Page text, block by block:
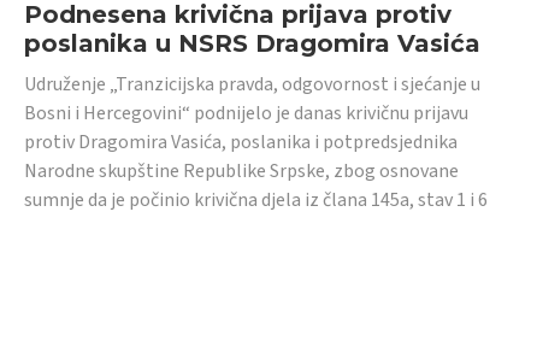
Podnesena krivična prijava protiv
poslanika u NSRS Dragomira Vasića
Udruženje „Tranzicijska pravda, odgovornost i sjećanje u
Bosni i Hercegovini“ podnijelo je danas krivičnu prijavu
protiv Dragomira Vasića, poslanika i potpredsjednika
Narodne skupštine Republike Srpske, zbog osnovane
sumnje da je počinio krivična djela iz člana 145a, stav 1 i 6